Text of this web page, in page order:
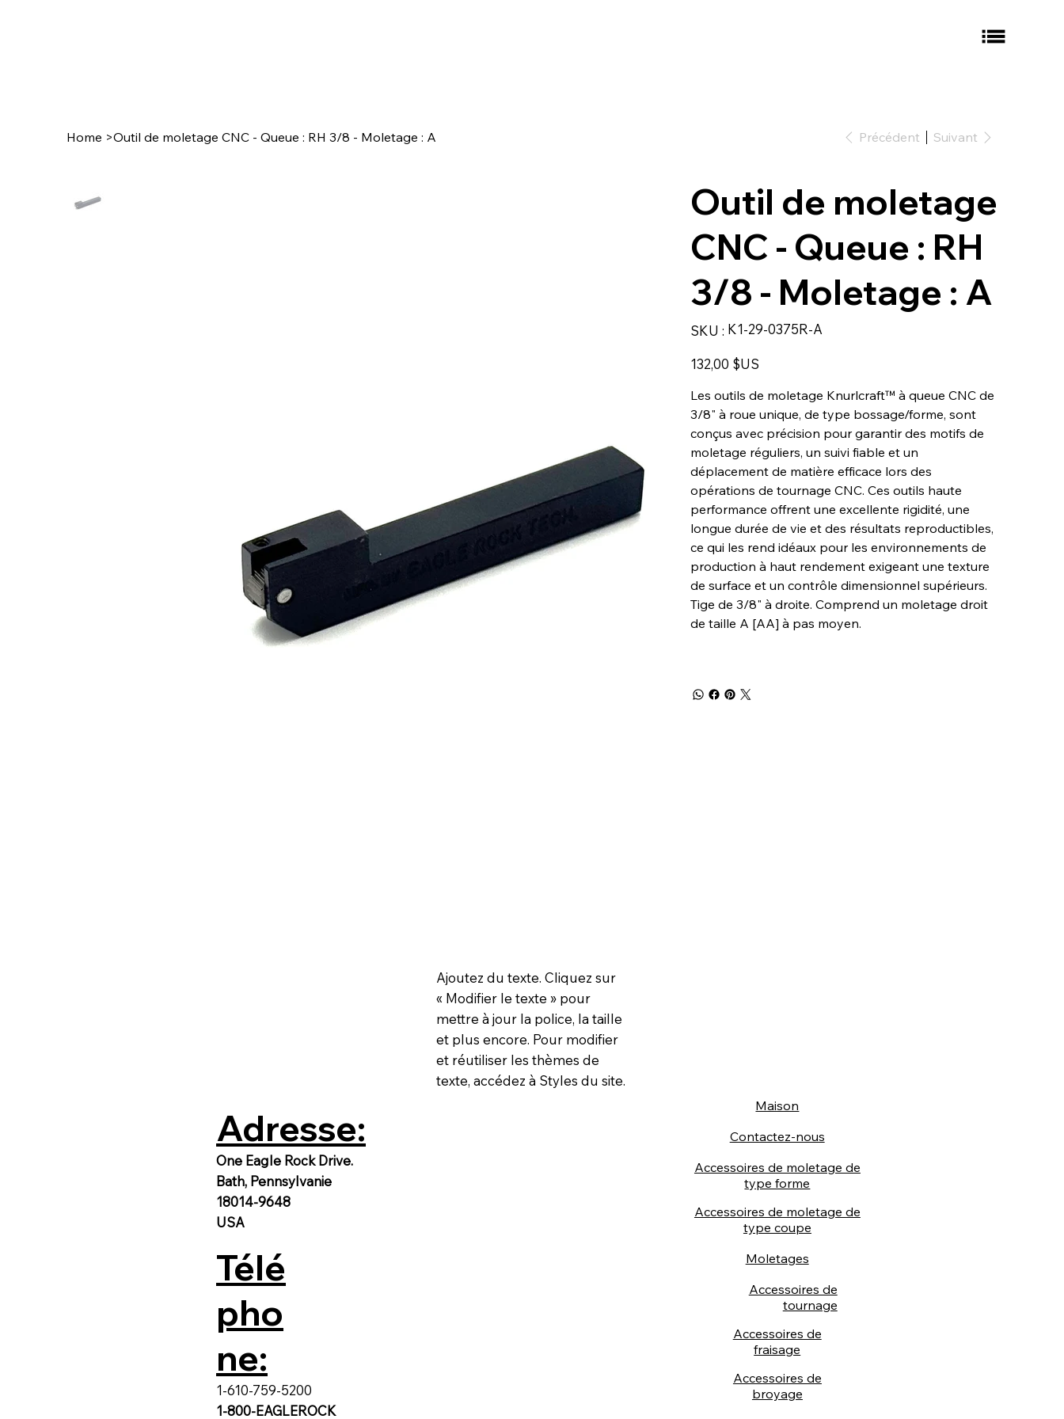
Home >Outil de moletage CNC - Queue : RH 3/8 - Moletage : A Précédent Suivant
Outil de moletage
CNC - Queue : RH
3/8 - Moletage : A
SKU : SKU
K1-
A
K1-29-0375R-A
Prix
132,00 $US
Les outils de moletage Knurlcraft™ à queue CNC de
3/8" à roue unique, de type bossage/forme, sont
conçus avec précision pour garantir des motifs de
moletage réguliers, un suivi fiable et un
déplacement de matière efficace lors des
opérations de tournage CNC. Ces outils haute
performance offrent une excellente rigidité, une
longue durée de vie et des résultats reproductibles,
ce qui les rend idéaux pour les environnements de
production à haut rendement exigeant une texture
de surface et un contrôle dimensionnel supérieurs.
Tige de 3/8" à droite. Comprend un moletage droit
de taille A [AA] à pas moyen.
Ajoutez du texte. Cliquez sur
« Modifier le texte » pour
mettre à jour la police, la taille
et plus encore. Pour modifier
et réutiliser les thèmes de
texte, accédez à Styles du site.
Adresse:
One Eagle Rock Drive.
Bath, Pennsylvanie
18014-9648
USA
Télé
pho
ne:
1-610-759-5200
1-800-EAGLEROCK
Maison
Contactez-nous
Accessoires de moletage de
type forme
Accessoires de moletage de
type coupe
Moletages
Accessoires de
tournage
Accessoires de
fraisage
Accessoires de
broyage